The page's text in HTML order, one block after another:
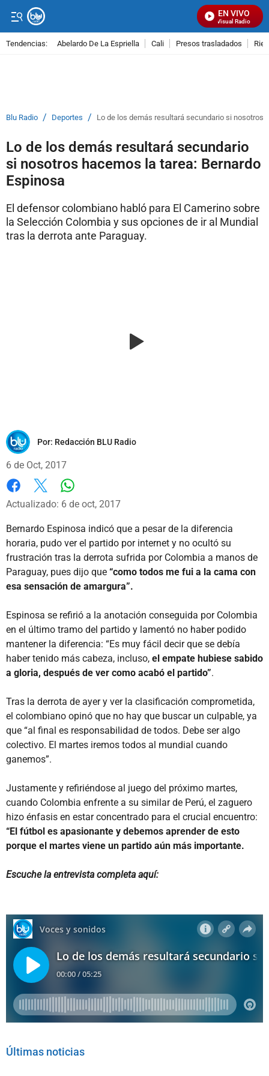
EN VIVO
Señal Visual Radio
Tendencias: Abelardo De La Espriella Cali Presos trasladados
Blu Radio / Deportes / Lo de los demás resultará secundario si nosotros
Lo de los demás resultará secundario
si nosotros hacemos la tarea: Bernardo
Espinosa
El defensor colombiano habló para El Camerino sobre
la Selección Colombia y sus opciones de ir al Mundial
tras la derrota ante Paraguay.
Por: Redacción BLU Radio
6 de Oct, 2017
Facebook
X Whatsapp
Actualizado: 6 de oct, 2017
Bernardo Espinosa indicó que a pesar de la diferencia
horaria, pudo ver el partido por internet y no ocultó su
frustración tras la derrota sufrida por Colombia a manos de
Paraguay, pues dijo que “como todos me fui a la cama con
esa sensación de amargura”.
Espinosa se refirió a la anotación conseguida por Colombia
en el último tramo del partido y lamentó no haber podido
mantener la diferencia: “Es muy fácil decir que se debía
haber tenido más cabeza, incluso, el empate hubiese sabido
a gloria, después de ver como acabó el partido”.
Tras la derrota de ayer y ver la clasificación comprometida,
el colombiano opinó que no hay que buscar un culpable, ya
que “al final es responsabilidad de todos. Debe ser algo
colectivo. El martes iremos todos al mundial cuando
ganemos”.
Justamente y refiriéndose al juego del próximo martes,
cuando Colombia enfrente a su similar de Perú, el zaguero
hizo énfasis en estar concentrado para el crucial encuentro:
“El fútbol es apasionante y debemos aprender de esto
porque el martes viene un partido aún más importante.
Escuche la entrevista completa aquí:
Últimas noticias